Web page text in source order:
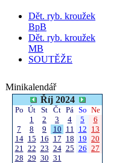
Dět. ryb. kroužek
BpB
Dět. ryb. kroužek
MB
SOUTĚŽE
Minikalendář
Říj 2024
Po Út St Čt Pá So Ne
1
2 3 4 5
6
7
8 9 10 11 12 13
14 15 16 17 18 19 20
21 22 23 24 25 26 27
28 29 30 31